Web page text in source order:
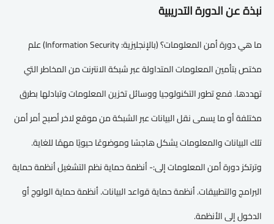
نبذة عن الدورة التدريبية
ما هي دورة أمن المعلومات؟ (بالإنجليزية: Information Security)‏ علم
مختص بتأمين المعلومات المتداولة عبر شبكة الانترنت من المخاطر التي
تهددها. فمع تطور التكنولوجيا ووسائل تخزين المعلومات وتبادلها بطرق
مختلفة أو ما يسمى نقل البيانات عبر الشبكة من موقع لاخر أصبح أمر أمن
تلك البيانات والمعلومات يشكل هاجسًا وموضوعًا حيويًا مهمًا للغاية.
وترتكز دورة أمن المعلومات إلى:- أنظمة حماية نظم التشغيل أنظمة حماية
البرامج والتطبيقات. أنظمة حماية قواعد البيانات. أنظمة حماية الولوج أو
الدخول إلى الأنظمة.